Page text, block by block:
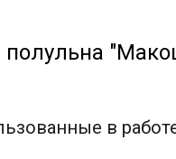
полульна
в